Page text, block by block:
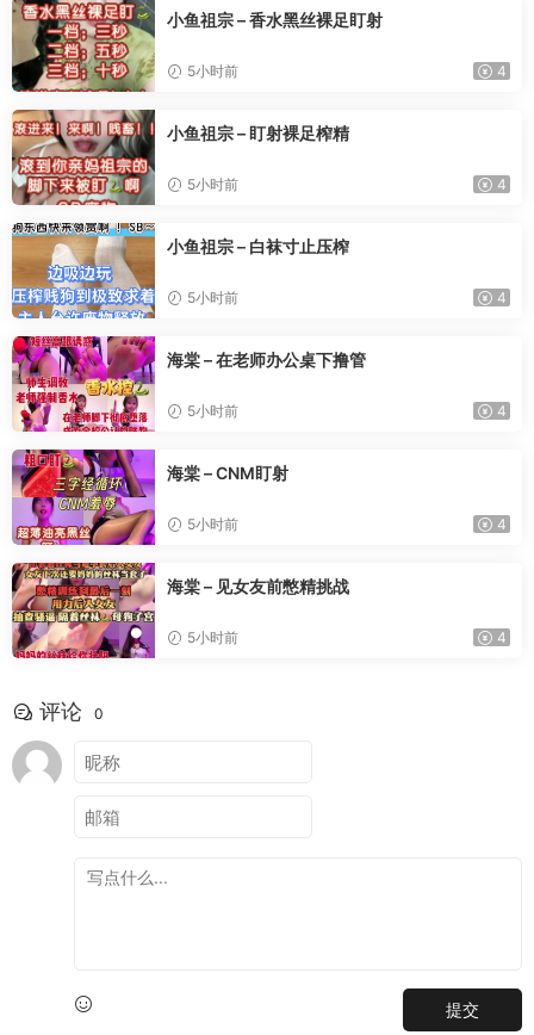
小鱼祖宗 – 香水黑丝裸足盯射
5小时前 4
小鱼祖宗 – 盯射裸足榨精
5小时前 4
小鱼祖宗 – 白袜寸止压榨
5小时前 4
海棠 – 在老师办公桌下撸管
5小时前 4
海棠 – CNM盯射
5小时前 4
海棠 – 见女友前憋精挑战
5小时前 4
评论 0
提交